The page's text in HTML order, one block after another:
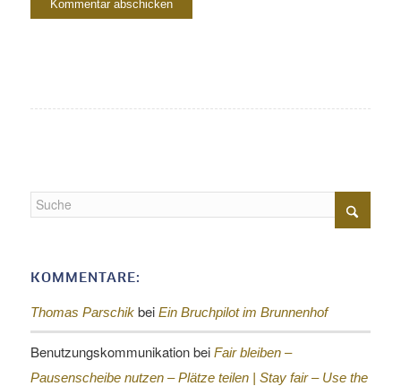
KOMMENTARE:
Thomas Parschikbei Ein Bruchpilot im Brunnenhof
Benutzungskommunikationbei Fair bleiben –
Pausenscheibe nutzen – Plätze teilen | Stay fair – Use the